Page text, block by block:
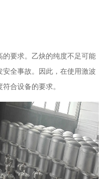
要求。乙炔的纯度不足可能
全事故。因此，在使用激波
合设备的要求。